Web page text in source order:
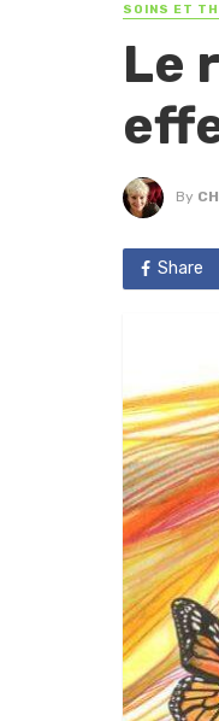
SOINS ET
Le
By
Share